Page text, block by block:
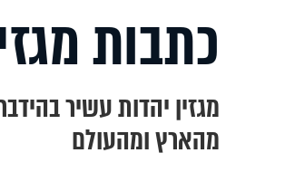
כתבות
מגזין יהדות עשיר
מהארץ ומהעולם